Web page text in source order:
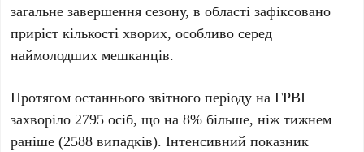
загальне завершення сезону, в області зафіксовано
приріст кількості хворих, особливо серед
наймолодших мешканців.
Протягом останнього звітного періоду на ГРВІ
захворіло 2795 осіб, що на 8% більше, ніж тижнем
раніше (2588 випадків). Інтенсивний показник